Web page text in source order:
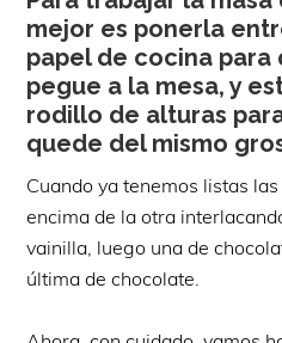
mejor es ponerla
papel de cocina para
pegue a la mesa, y
rodillo de alturas
quede del mismo
Cuando ya tenemos listas
encima de la otra
vainilla, luego una de
última de chocolate.